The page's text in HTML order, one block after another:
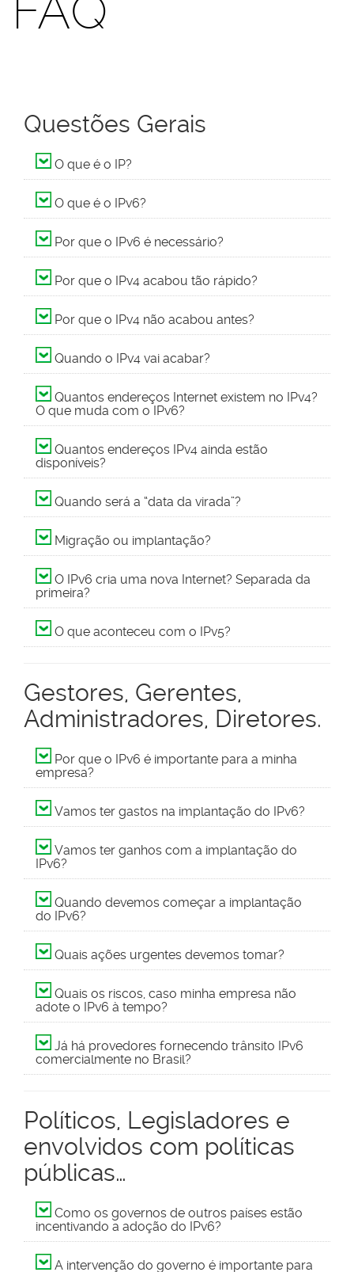
Questões Gerais
O que é o IP?
O que é o IPv6?
Por que o IPv6 é necessário?
Por que o IPv4 acabou tão rápido?
Por que o IPv4 não acabou antes?
Quando o IPv4 vai acabar?
Quantos endereços Internet existem no IPv4?
O que muda com o IPv6?
Quantos endereços IPv4 ainda estão
disponíveis?
Quando será a “data da virada”?
Migração ou implantação?
O IPv6 cria uma nova Internet? Separada da
primeira?
O que aconteceu com o IPv5?
Gestores, Gerentes,
Administradores, Diretores.
Por que o IPv6 é importante para a minha
empresa?
Vamos ter gastos na implantação do IPv6?
Vamos ter ganhos com a implantação do
IPv6?
Quando devemos começar a implantação
do IPv6?
Quais ações urgentes devemos tomar?
Quais os riscos, caso minha empresa não
adote o IPv6 à tempo?
Já há provedores fornecendo trânsito IPv6
comercialmente no Brasil?
Políticos, Legisladores e
envolvidos com políticas
públicas…
Como os governos de outros países estão
incentivando a adoção do IPv6?
A intervenção do governo é importante para